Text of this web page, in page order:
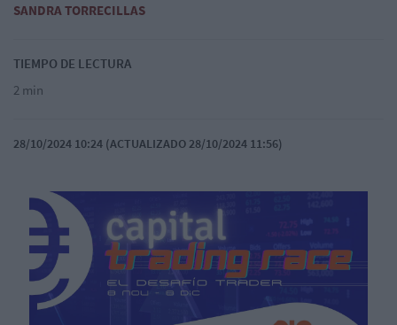
SANDRA TORRECILLAS
TIEMPO DE LECTURA
2 min
28/10/2024 10:24 (ACTUALIZADO 28/10/2024 11:56)